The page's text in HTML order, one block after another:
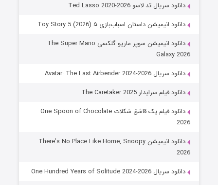
دانلود سریال تد لاسو Ted Lasso 2020-2026
دانلود انیمیشن داستان اسباب‌بازی ۵ Toy Story 5 (2026)
دانلود انیمیشن سوپر ماریو گلکسی The Super Mario
Galaxy 2026
دانلود سریال Avatar: The Last Airbender 2024-2026
دانلود فیلم سرایدار The Caretaker 2025
دانلود فیلم یک قاشق شکلات One Spoon of Chocolate
2026
دانلود انیمیشن There’s No Place Like Home, Snoopy
2026
دانلود سریال One Hundred Years of Solitude 2024-2026